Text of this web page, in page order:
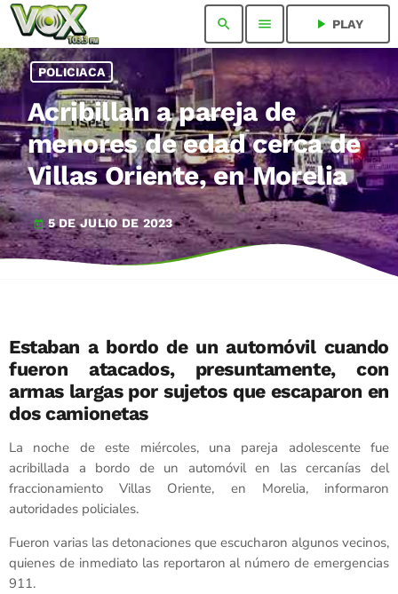
search menu play_arrow PLAY
POLICIACA
Acribillan a pareja de
menores de edad cerca de
Villas Oriente, en Morelia
today 5 DE JULIO DE 2023
Estaban a bordo de un automóvil cuando
fueron atacados, presuntamente, con
armas largas por sujetos que escaparon en
dos camionetas
La noche de este miércoles, una pareja adolescente fue
acribillada a bordo de un automóvil en las cercanías del
fraccionamiento Villas Oriente, en Morelia, informaron
autoridades policiales.
Fueron varias las detonaciones que escucharon algunos vecinos,
quienes de inmediato las reportaron al número de emergencias
911.